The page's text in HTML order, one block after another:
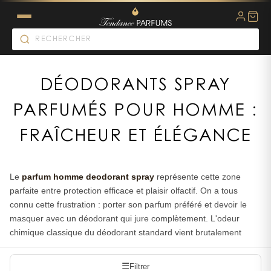
DÉODORANTS SPRAY
PARFUMÉS POUR HOMME :
FRAÎCHEUR ET ÉLÉGANCE
Le parfum homme deodorant spray représente cette zone
parfaite entre protection efficace et plaisir olfactif. On a tous
connu cette frustration : porter son parfum préféré et devoir le
masquer avec un déodorant qui jure complètement. L'odeur
chimique classique du déodorant standard vient brutalement
fragrance. C'est comme porter un costume sur mesure avec des
☰Filtrer